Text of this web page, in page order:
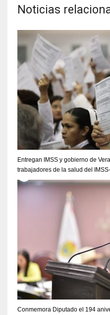
Noticias
Entregan IMSS y gobierno de
trabajadores de la salud del
Conmemora Diputado el 194